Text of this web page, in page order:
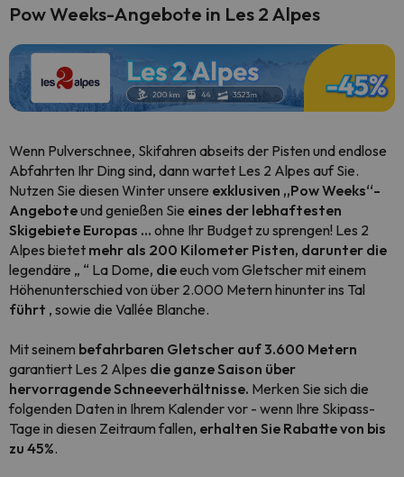
Pow Weeks-Angebote in Les 2 Alpes
Wenn Pulverschnee, Skifahren abseits der Pisten und endlose
Abfahrten Ihr Ding sind, dann wartet Les 2 Alpes auf Sie.
Nutzen Sie diesen Winter unsere exklusiven „Pow Weeks“-
Angeboteund genießen Sie eines der lebhaftesten
Skigebiete Europas … ohne Ihr Budget zu sprengen! Les 2
Alpes bietet mehr als 200 Kilometer Pisten, darunter die
legendäre „ “ La Dome, dieeuch vom Gletscher mit einem
Höhenunterschied von über 2.000 Metern hinunter ins Tal
führt , sowie die Vallée Blanche.
Mit seinem befahrbaren Gletscher auf 3.600 Metern
garantiert Les 2 Alpes die ganze Saison über
hervorragende Schneeverhältnisse. Merken Sie sich die
folgenden Daten in Ihrem Kalender vor - wenn Ihre Skipass-
Tage in diesen Zeitraum fallen, erhalten Sie Rabatte von bis
zu 45%.